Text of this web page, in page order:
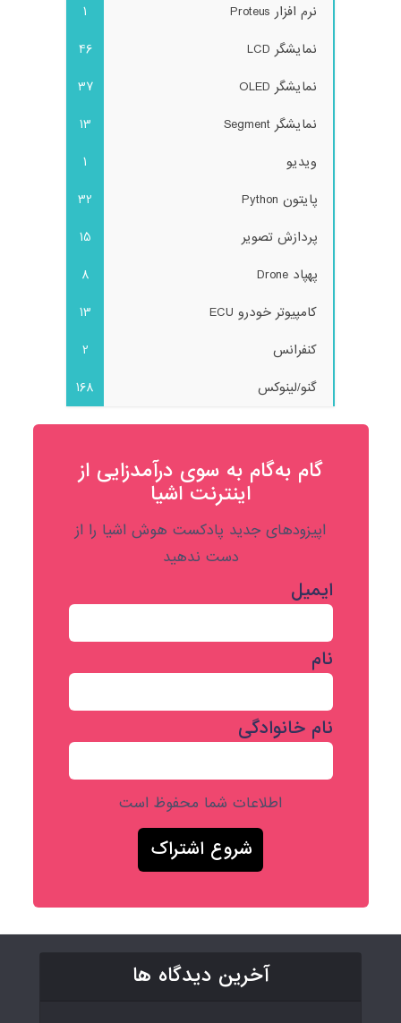
نرم افزار Proteus
1
نمایشگر LCD
46
نمایشگر OLED
37
نمایشگر Segment
13
ویدیو
1
پایتون Python
32
پردازش تصویر
15
پهپاد Drone
8
کامپیوتر خودرو ECU
13
کنفرانس
2
گنو/لینوکس
168
گام به‌گام به‌ سوی درآمدزایی از
اینترنت اشیا
اپیزودهای جدید پادکست هوش اشیا را از
دست ندهید
ایمیل
نام
نام خانوادگی
اطلاعات شما محفوظ است
آخرین دیدگاه ها